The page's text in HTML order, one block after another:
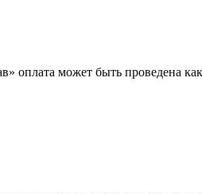
оплата может быть проведена